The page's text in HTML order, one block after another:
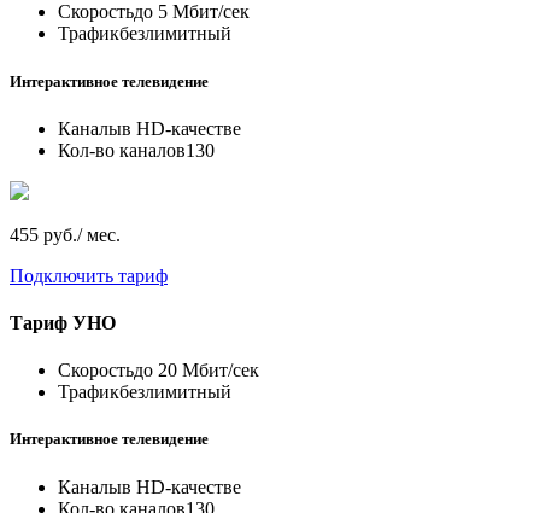
Скоростьдо 5 Мбит/сек
Трафикбезлимитный
Интерактивное телевидение
Каналыв HD-качестве
Кол-во каналов130
455 руб./ мес.
Подключить тариф
Тариф УНО
Скоростьдо 20 Мбит/сек
Трафикбезлимитный
Интерактивное телевидение
Каналыв HD-качестве
Кол-во каналов130